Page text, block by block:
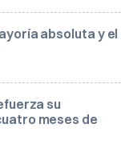
absoluta y el
su
meses de